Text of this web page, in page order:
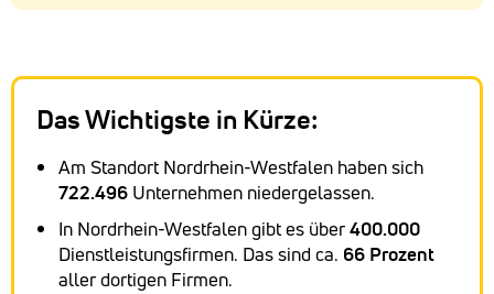
Das Wichtigste in Kürze:
Am Standort Nordrhein-Westfalen haben sich
722.496 Unternehmen niedergelassen.
In Nordrhein-Westfalen gibt es über400.000
Dienstleistungsfirmen. Das sind ca. 66 Prozent
aller dortigen Firmen.